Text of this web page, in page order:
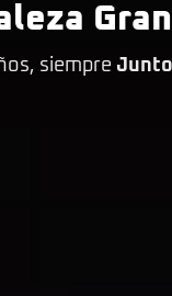
siempre